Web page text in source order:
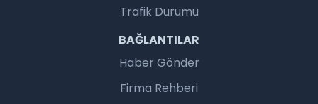
Trafik Durumu
BAĞLANTILAR
Haber Gönder
Firma Rehberi